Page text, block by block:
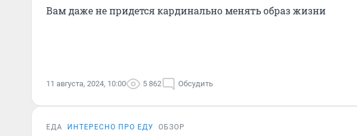
Вам даже не придется кардинально менять образ жизни
11 августа, 2024, 10:00 5 862 Обсудить
ЕДА ИНТЕРЕСНО ПРО ЕДУ ОБЗОР